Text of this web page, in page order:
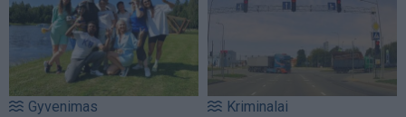
Gyvenimas Kriminalai